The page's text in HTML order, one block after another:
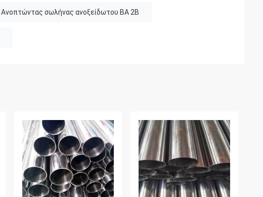
Ανοπτώντας σωλήνας ανοξείδωτου BA 2B